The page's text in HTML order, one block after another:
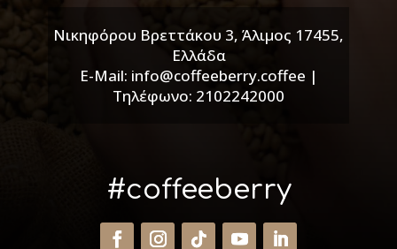
Νικηφόρου Βρεττάκου 3, Άλιμος 17455,
Ελλάδα
E-Mail: info@coffeeberry.coffee |
Τηλέφωνο: 2102242000
#coffeeberry